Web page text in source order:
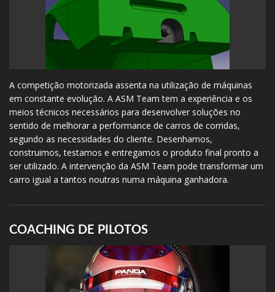
A competição motorizada assenta na utilização de máquinas
em constante evolução. A ASM Team tem a experiência e os
meios técnicos necessários para desenvolver soluções no
sentido de melhorar a performance de carros de corridas,
segundo as necessidades do cliente. Desenhamos,
construimos, testamos e entregamos o produto final pronto a
ser utilizado. A intervenção da ASM Team pode transformar um
carro igual a tantos noutras numa máquina ganhadora.
COACHING DE PILOTOS